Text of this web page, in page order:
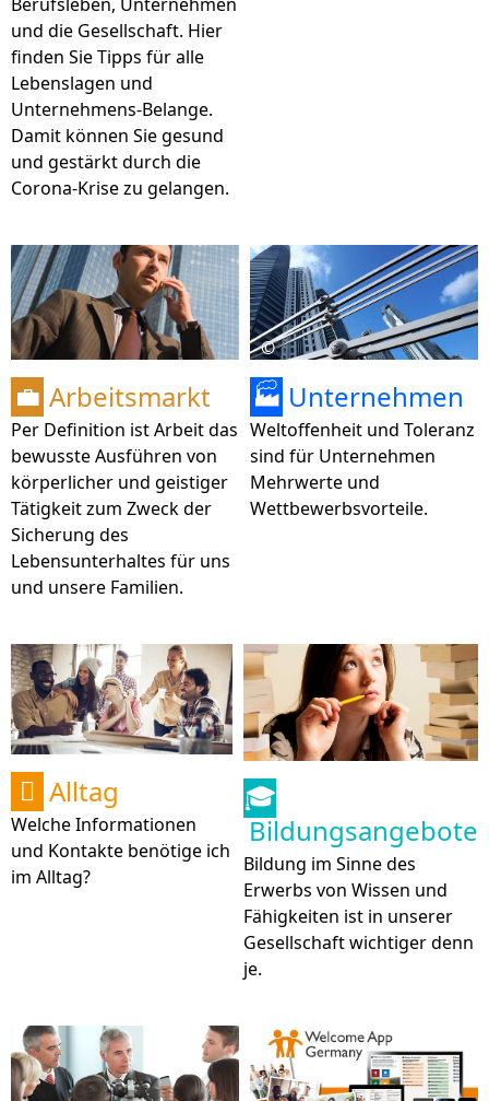
und die Gesellschaft. Hier
finden Sie Tipps für alle
Lebenslagen und
Unternehmens-Belange.
Damit können Sie gesund
und gestärkt durch die
Corona-Krise zu gelangen.
💼 Arbeitsmarkt
Per Definition ist Arbeit das
bewusste Ausführen von
körperlicher und geistiger
Tätigkeit zum Zweck der
Sicherung des
Lebensunterhaltes für uns
und unsere Familien.
©
🏭 Unternehmen
Weltoffenheit und Toleranz
sind für Unternehmen
Mehrwerte und
Wettbewerbsvorteile.
 Alltag
Welche Informationen
und Kontakte benötige ich
im Alltag?
🎓
Bildungsangebote
Bildung im Sinne des
Erwerbs von Wissen und
Fähigkeiten ist in unserer
Gesellschaft wichtiger denn
je.